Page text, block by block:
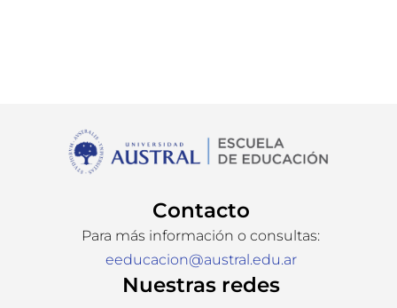
Contacto
Para más información o consultas:
eeducacion@austral.edu.ar
Nuestras redes